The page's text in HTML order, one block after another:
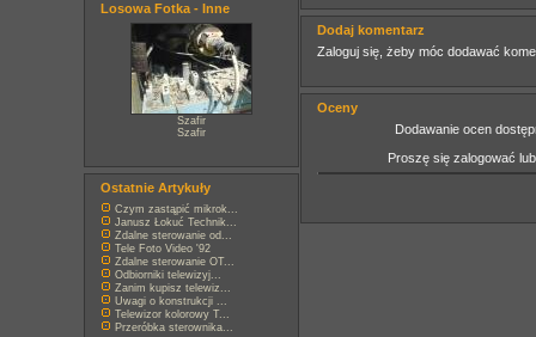
Losowa Fotka - Inne
Szafir
Szafir
Ostatnie Artykuły
Czym zastąpić mikrok...
Janusz Łokuć Technik...
Zdalne sterowanie od...
Tele Foto Video '92
Zdalne sterowanie OT...
Odbiorniki telewizyj...
Zanim kupisz telewiz...
Uwagi o konstrukcji ...
Telewizor kolorowy T...
Przeróbka sterownika...
Dodaj komentarz
Zaloguj się, żeby móc dodawać
Oceny
Dodawanie ocen
Proszę się zalogować